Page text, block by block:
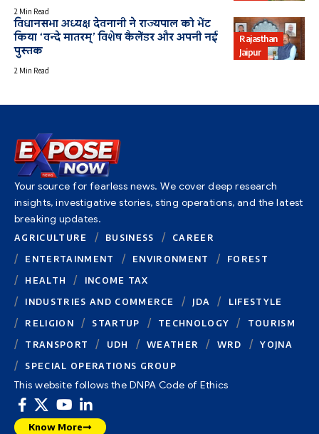
2 Min Read
Rajasthan
Jaipur
विधानसभा अध्यक्ष देवनानी ने राज्यपाल को भेंट
किया ‘वन्दे मातरम्’ विशेष कैलेंडर और अपनी नई
पुस्तक
2 Min Read
Your source for fearless news. We cover deep research
insights, investigative stories, sting operations, and the latest
breaking updates.
AGRICULTURE BUSINESS
CAREER
ENTERTAINMENT
ENVIRONMENT
FOREST
HEALTH
INCOME TAX
INDUSTRIES AND COMMERCE
JDA
LIFESTYLE
RELIGION
STARTUP TECHNOLOGY
TOURISM
TRANSPORT
UDH WEATHER WRD
YOJNA
SPECIAL OPERATIONS GROUP
This website follows the DNPA Code of Ethics
Know More